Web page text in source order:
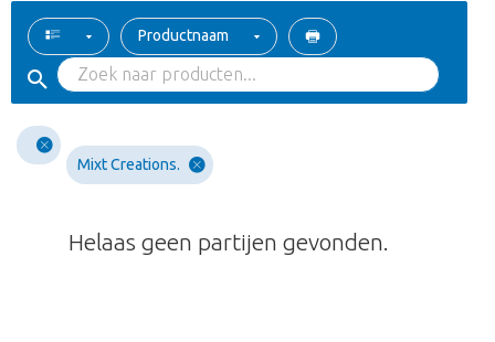
Productnaam
Mixt Creations.
Helaas geen partijen gevonden.